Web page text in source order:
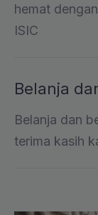
hemat
ISIC
Belanja
Belanja dan
terima kasih